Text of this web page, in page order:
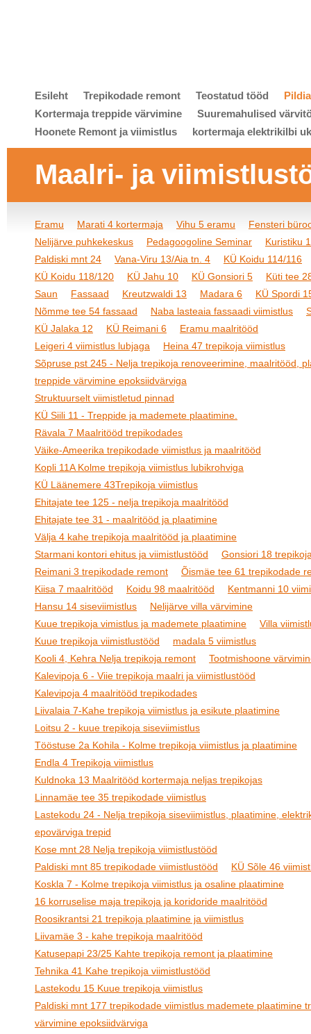
Esileht Trepikodade remont Teostatud tööd
Kortermaja treppide värvimine
Suuremahulised
Hoonete Remont ja viimistlus
kortermaja elektrikilbi
Maalri- ja
Eramu Marati 4 kortermaja Vihu 5 eramu
Fensteri
Nelijärve puhkekeskus
Pedagoogoline Seminar
Kuristiku
Paldiski mnt 24
Vana-Viru 13/Aia tn. 4
KÜ Koidu 114/116
KÜ Koidu 118/120
KÜ Jahu 10 KÜ Gonsiori 5
Küti tee
Saun
Fassaad Kreutzwaldi 13 Madara 6
KÜ Spordi
Nõmme tee 54 fassaad
Naba lasteaia fassaadi viimistlus
KÜ Jalaka 12
KÜ Reimani 6
Eramu maalritööd
Leigeri 4 viimistlus lubjaga
Heina 47 trepikoja viimistlus
Sõpruse pst 245 - Nelja trepikoja renoveerimine, maalritööd,
treppide värvimine epoksiidvärviga
Struktuurselt viimistletud pinnad
KÜ Siili 11 - Treppide ja mademete plaatimine.
Rävala 7 Maalritööd trepikodades
Väike-Ameerika trepikodade viimistlus ja maalritööd
Kopli 11A Kolme trepikoja viimistlus lubikrohviga
KÜ Läänemere 43Trepikoja viimistlus
Ehitajate tee 125 - nelja trepikoja maalritööd
Ehitajate tee 31 - maalritööd ja plaatimine
Välja 4 kahe trepikoja maalritööd ja plaatimine
Starmani kontori ehitus ja viimistlustööd
Gonsiori 18
Reimani 3 trepikodade remont
Õismäe tee 61 trepikodade
Kiisa 7 maalritööd
Koidu 98 maalritööd
Kentmanni 10
Hansu 14 siseviimistlus
Nelijärve villa värvimine
Kuue trepikoja vimistlus ja mademete plaatimine
Villa
Kuue trepikoja viimistlustööd
madala 5 viimistlus
Kooli 4, Kehra Nelja trepikoja remont
Tootmishoone
Kalevipoja 6 - Viie trepikoja maalri ja viimistlustööd
Kalevipoja 4 maalritööd trepikodades
Liivalaia 7-Kahe trepikoja viimistlus ja esikute plaatimine
Loitsu 2 - kuue trepikoja siseviimistlus
Tööstuse 2a Kohila - Kolme trepikoja viimistlus ja plaatimine
Endla 4 Trepikoja viimistlus
Kuldnoka 13 Maalritööd kortermaja neljas trepikojas
Linnamäe tee 35 trepikodade viimistlus
Lastekodu 24 - Nelja trepikoja siseviimistlus, plaatimine,
epovärviga trepid
Kose mnt 28 Nelja trepikoja viimistlustööd
Paldiski mnt 85 trepikodade viimistlustööd
KÜ Sõle 46
Koskla 7 - Kolme trepikoja viimistlus ja osaline plaatimine
16 korruselise maja trepikoja ja koridoride maalritööd
Roosikrantsi 21 trepikoja plaatimine ja viimistlus
Liivamäe 3 - kahe trepikoja maalritööd
Katusepapi 23/25 Kahte trepikoja remont ja plaatimine
Tehnika 41 Kahe trepikoja viimistlustööd
Lastekodu 15 Kuue trepikoja viimistlus
Paldiski mnt 177 trepikodade viimistlus mademete plaatimine
värvimine epoksiidvärviga